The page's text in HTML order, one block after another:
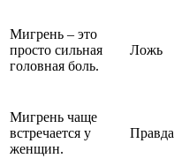
Мигрень – это
просто сильная
головная боль.
Ложь
Мигрень чаще
встречается у
женщин.
Правда